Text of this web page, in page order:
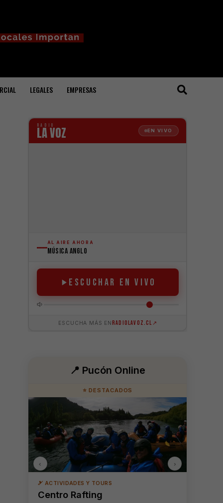
LEGALES EMPRESAS
📍 Pucón Online
⭐ DESTACADOS
🎿 ACTIVIDADES Y TOURS
Chucao Kayak
‹ ›